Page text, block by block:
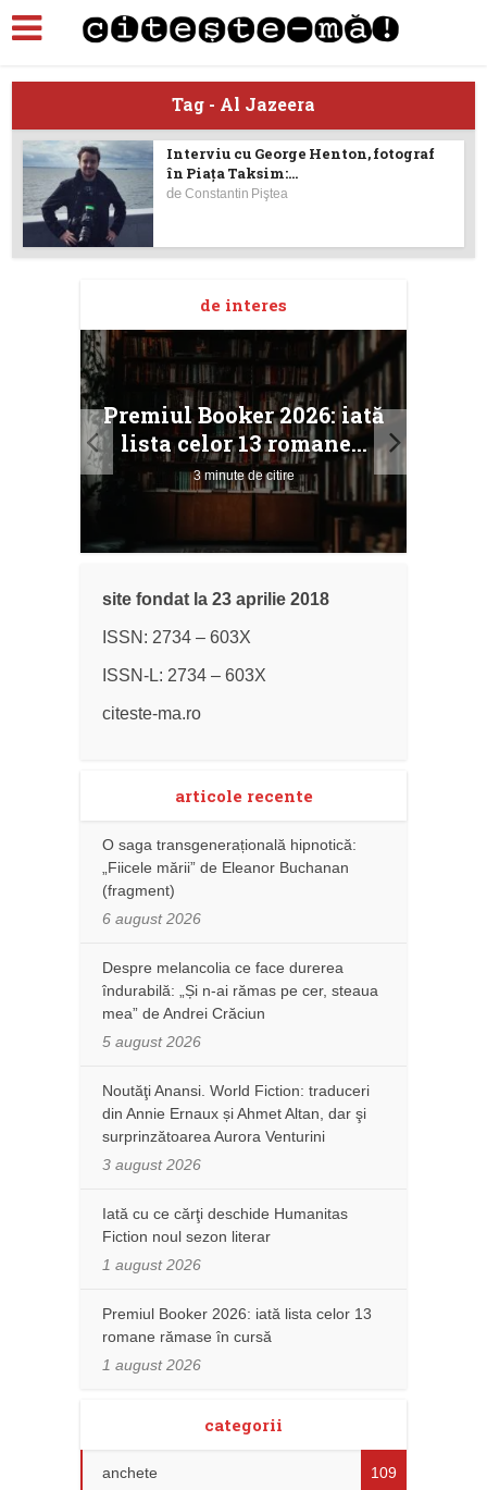
Tag - Al Jazeera
Interviu cu George Henton, fotograf
în Piaţa Taksim:...
deConstantin Piştea
de interes
Premiul Booker 2026: iată
lista celor 13 romane...
3 minute de citire
site fondat la 23 aprilie 2018
ISSN: 2734 – 603X
ISSN-L: 2734 – 603X
citeste-ma.ro
articole recente
O saga transgenerațională hipnotică:
„Fiicele mării” de Eleanor Buchanan
(fragment)
6 august 2026
Despre melancolia ce face durerea
îndurabilă: „Și n-ai rămas pe cer, steaua
mea” de Andrei Crăciun
5 august 2026
Noutăţi Anansi. World Fiction: traduceri
din Annie Ernaux și Ahmet Altan, dar şi
surprinzătoarea Aurora Venturini
3 august 2026
Iată cu ce cărţi deschide Humanitas
Fiction noul sezon literar
1 august 2026
Premiul Booker 2026: iată lista celor 13
romane rămase în cursă
1 august 2026
categorii
anchete 109